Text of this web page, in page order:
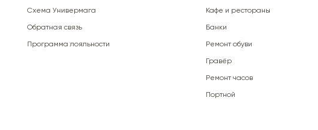
Схема Универмага
Обратная связь
Программа лояльности
Кафе и рестораны
Банки
Ремонт обуви
Гравёр
Ремонт часов
Портной